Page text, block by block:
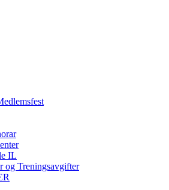
IL
og Treningsavgifter